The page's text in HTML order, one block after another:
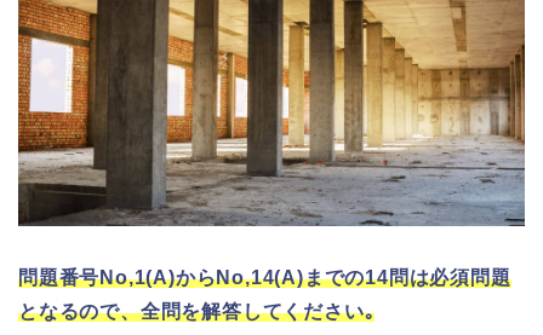
問題番号No,1(A)からNo,14(A)までの14問は必須問題
となるので、全問を解答してください｡